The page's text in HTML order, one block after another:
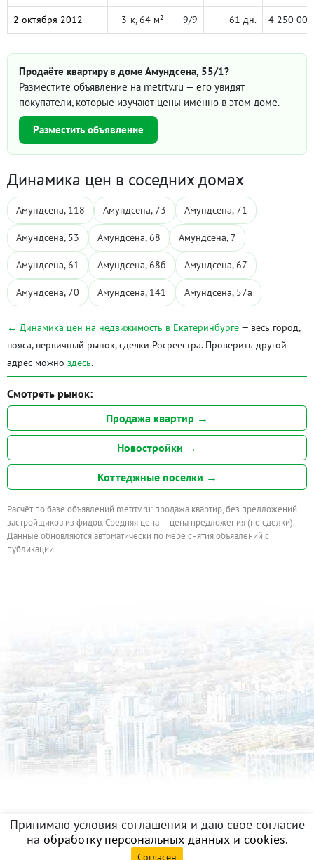
2 октября 2012 3-к, 64 м² 9/9 61 дн. 4 250 000
Продаёте квартиру в доме Амундсена, 55/1?
Разместите объявление на metrtv.ru — его увидят
покупатели, которые изучают цены именно в этом доме.
Разместить объявление
Динамика цен в соседних домах
Амундсена, 118 Амундсена, 73 Амундсена, 71
Амундсена, 53 Амундсена, 68 Амундсена, 7
Амундсена, 61 Амундсена, 68б Амундсена, 67
Амундсена, 70 Амундсена, 141 Амундсена, 57а
← Динамика цен на недвижимость в Екатеринбурге — весь город,
пояса, первичный рынок, сделки Росреестра. Проверить другой
адрес можно здесь.
Смотреть рынок:
Продажа квартир →
Новостройки →
Коттеджные поселки →
Расчёт по базе объявлений metrtv.ru: продажа квартир, без предложений
застройщиков из фидов. Средняя цена — цена предложения (не сделки).
Данные обновляются автоматически по мере снятия объявлений с
публикации.
Принимаю условия соглашения и даю своё согласие
на обработку персональных данных и cookies.
Согласен